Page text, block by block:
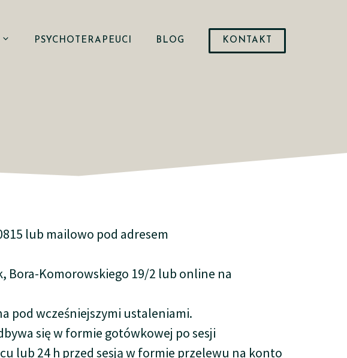
PSYCHOTERAPEUCI BLOG KONTAKT
lub mailowo pod adresem
Bora-Komorowskiego 19/2 lub online na
pod wcześniejszymi ustaleniami.
się w formie gotówkowej po sesji
lub 24 h przed sesją w formie przelewu na konto